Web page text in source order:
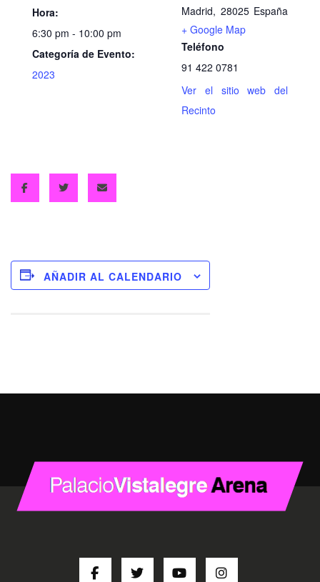
Hora:
6:30 pm - 10:00 pm
Categoría de Evento:
2023
Madrid, 28025 España
+ Google Map
Teléfono
91 422 0781
Ver el sitio web del
Recinto
AÑADIR AL CALENDARIO